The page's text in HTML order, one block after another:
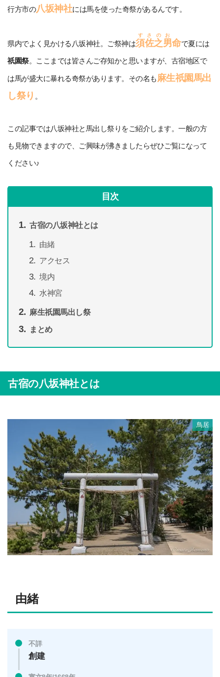
行方市の八坂神社には馬を使った奇祭があるんです。
県内でよく見かける八坂神社。ご祭神は須佐之男
すさのお
命で夏には
祇園祭。ここまでは皆さんご存知かと思いますが、古宿地区で
は馬が盛大に暴れる奇祭があります。その名も麻生祇園馬出
し祭り 。
この記事では八坂神社と馬出し祭りをご紹介します。一般の方
も見物できますので、ご興味が沸きましたらぜひご覧になって
ください♪
目次
古宿の八坂神社とは
由緒
アクセス
境内
水神宮
麻生祇園馬出し祭
まとめ
古宿の八坂神社とは
鳥居
由緒
不詳
創建